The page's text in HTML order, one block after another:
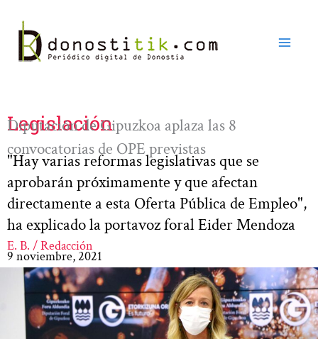
contenido
Legislación
Diputación de Gipuzkoa aplaza las 8
convocatorias de OPE previstas
"Hay varias reformas legislativas que se
aprobarán próximamente y que afectan
directamente a esta Oferta Pública de Empleo",
ha explicado la portavoz foral Eider Mendoza
E. B. / Redacción
9 noviembre, 2021